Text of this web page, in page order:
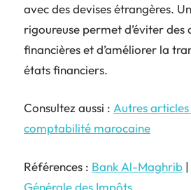
avec des devises étrangères.
rigoureuse permet d’éviter des
financières et d’améliorer la
états financiers.
Consultez aussi : Autres articles
comptabilité marocaine
Références : Bank Al-Maghrib |
Générale des Impôts